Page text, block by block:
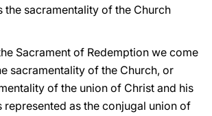
the sacramentality of the Church
Sacrament of Redemption we come
sacramentality of the Church, or
of the union of Christ and his
represented as the conjugal union of